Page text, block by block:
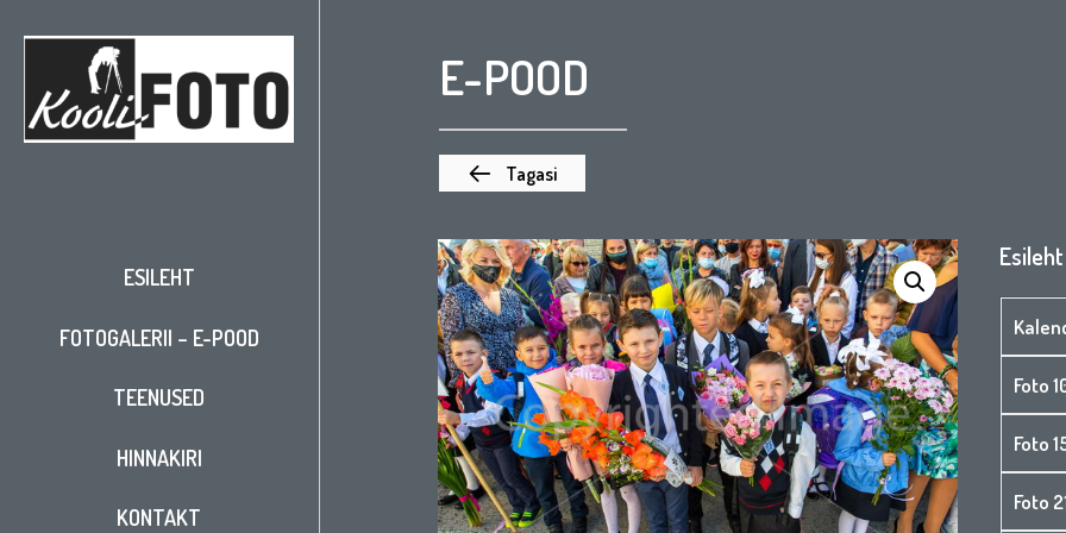
E-POOD
Tagasi
ESILEHT
FOTOGALERII – E-POOD
TEENUSED
HINNAKIRI
KONTAKT
Esileht
Foto
Foto
Foto